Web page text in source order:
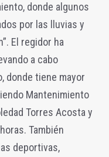
donde algunos
por las lluvias y
El regidor ha
a cabo
donde tiene mayor
Mantenimiento
Torres Acosta y
También
deportivas,